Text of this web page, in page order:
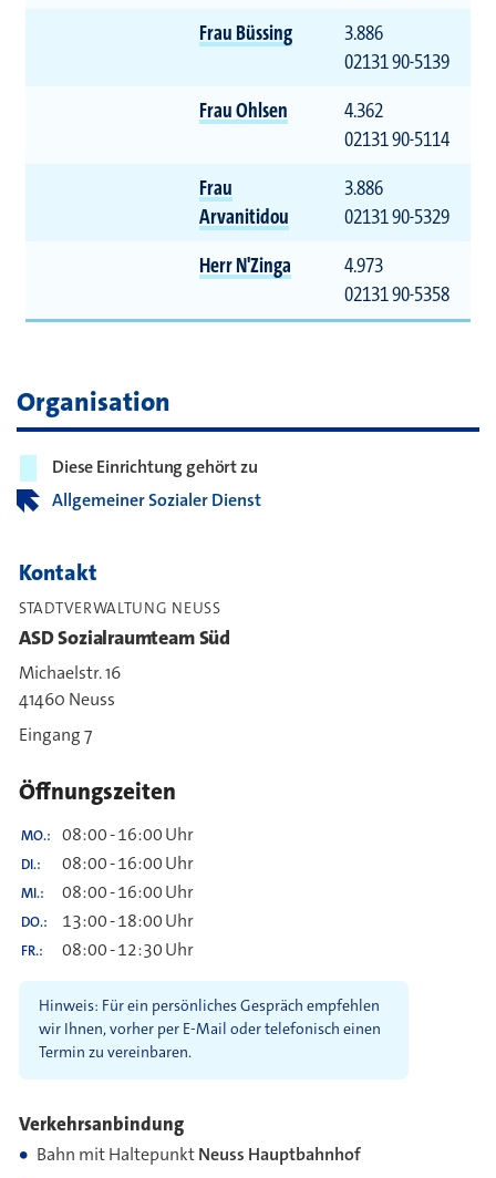
Frau Büssing
3.886
02131 90-5139
Frau Ohlsen
4.362
02131 90-5114
Frau
Arvanitidou
3.886
02131 90-5329
Herr N'Zinga
4.973
02131 90-5358
Organisation
Diese Einrichtung gehört zu
Allgemeiner Sozialer Dienst
Kontakt
STADTVERWALTUNG NEUSS
ASD Sozialraumteam Süd
Michaelstr. 16
41460 Neuss
Eingang 7
Öffnungszeiten
MO. 08:00-16:00Uhr
DI. 08:00-16:00Uhr
MI. 08:00-16:00Uhr
DO. 13:00-18:00Uhr
FR. 08:00-12:30Uhr
Hinweis: Für ein persönliches Gespräch empfehlen
wir Ihnen, vorher per E-Mail oder telefonisch einen
Termin zu vereinbaren.
Verkehrsanbindung
Bahn mit HaltepunktNeuss Hauptbahnhof